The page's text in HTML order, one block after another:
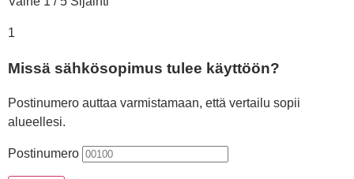
1
Missä sähkösopimus tulee käyttöön?
Postinumero auttaa varmistamaan, että vertailu sopii
alueellesi.
Postinumero